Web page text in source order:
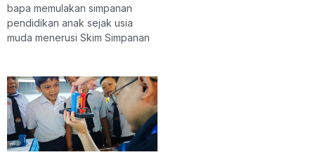
bapa memulakan simpanan
pendidikan anak sejak usia
muda menerusi Skim Simpanan